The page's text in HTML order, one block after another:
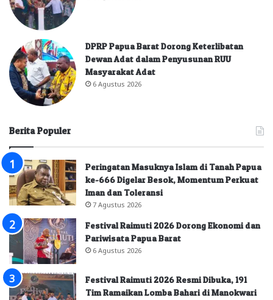
DPRP Papua Barat Dorong Keterlibatan
Dewan Adat dalam Penyusunan RUU
Masyarakat Adat
6 Agustus 2026
Berita Populer
Peringatan Masuknya Islam di Tanah Papua
ke-666 Digelar Besok, Momentum Perkuat
Iman dan Toleransi
7 Agustus 2026
Festival Raimuti 2026 Dorong Ekonomi dan
Pariwisata Papua Barat
6 Agustus 2026
Festival Raimuti 2026 Resmi Dibuka, 191
Tim Ramaikan Lomba Bahari di Manokwari